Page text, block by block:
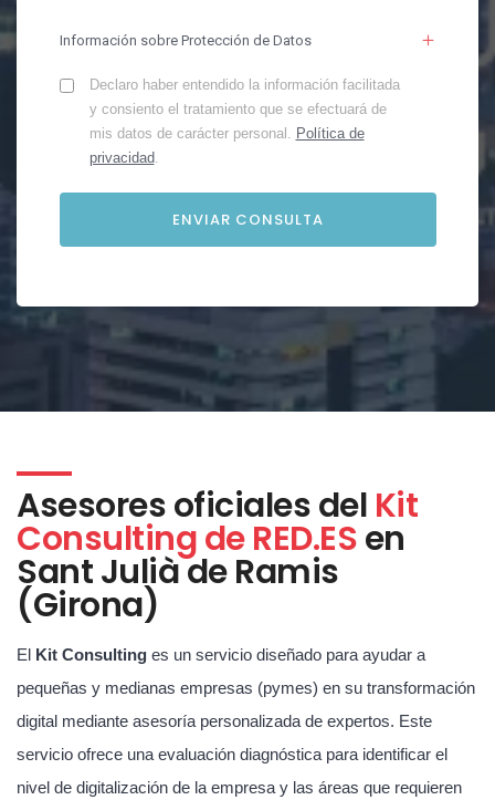
Información sobre Protección de Datos
Declaro haber entendido la información facilitada
y consiento el tratamiento que se efectuará de
mis datos de carácter personal. Política de
privacidad.
Asesores oficiales del Kit
Consulting de RED.ESen
Sant Julià de Ramis
(Girona)
El Kit Consulting es un servicio diseñado para ayudar a
pequeñas y medianas empresas (pymes) en su transformación
digital mediante asesoría personalizada de expertos. Este
servicio ofrece una evaluación diagnóstica para identificar el
nivel de digitalización de la empresa y las áreas que requieren